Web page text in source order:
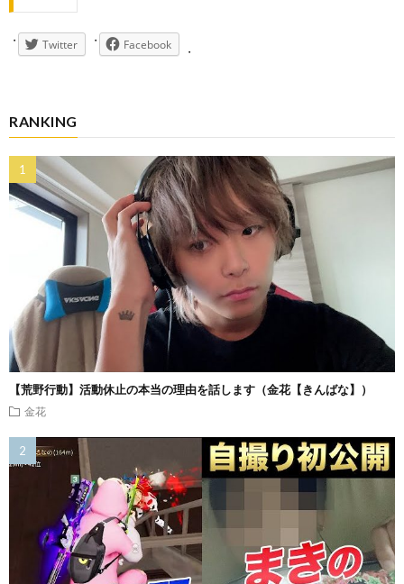
Twitter Facebook
RANKING
【荒野行動】活動休止の本当の理由を話します（金花【きんばな】）
金花